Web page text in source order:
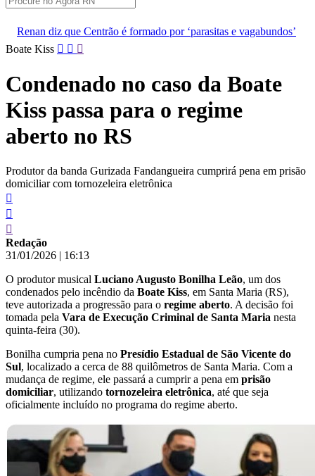
é formado por ‘parasitas e vagabundos’
Pacientes são
Pular
conteúdo
Boate Kiss
Condenado no caso da Boate
Kiss passa para o regime
aberto no RS
Produtor da banda Gurizada Fandangueira cumprirá pena em prisão
domiciliar com tornozeleira eletrônica
Redação
31/01/2026 | 16:13
O produtor musical Luciano Augusto Bonilha Leão, um dos
condenados pelo incêndio da Boate Kiss, em Santa Maria (RS),
teve autorizada a progressão para o regime aberto. A decisão foi
tomada pela Vara de Execução Criminal de Santa Maria nesta
quinta-feira (30).
Bonilha cumpria pena no Presídio Estadual de São Vicente do
Sul, localizado a cerca de 88 quilômetros de Santa Maria. Com a
mudança de regime, ele passará a cumprir a pena em prisão
domiciliar, utilizando tornozeleira eletrônica, até que seja
oficialmente incluído no programa do regime aberto.